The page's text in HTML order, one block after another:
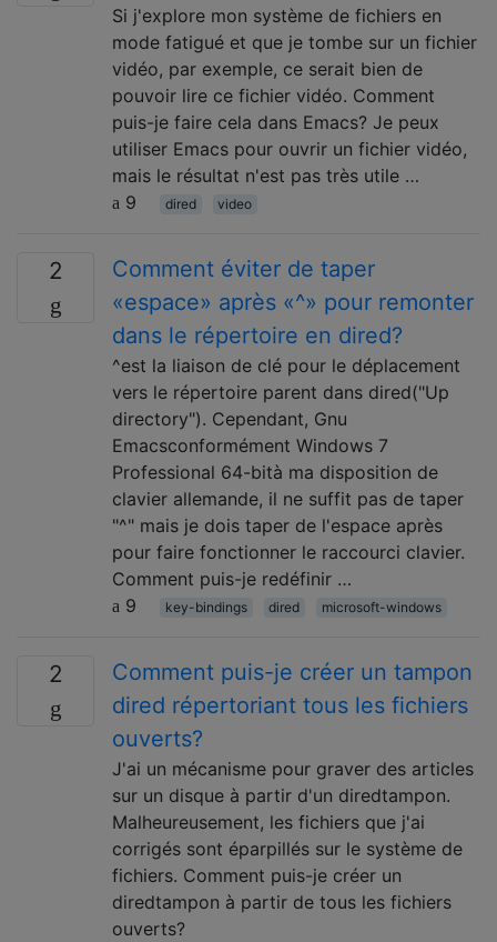
Si j'explore mon système de fichiers en
mode fatigué et que je tombe sur un fichier
vidéo, par exemple, ce serait bien de
pouvoir lire ce fichier vidéo. Comment
puis-je faire cela dans Emacs? Je peux
utiliser Emacs pour ouvrir un fichier vidéo,
mais le résultat n'est pas très utile …
9
dired video
2
Comment éviter de taper
«espace» après «^» pour remonter
dans le répertoire en dired?
^est la liaison de clé pour le déplacement
vers le répertoire parent dans dired("Up
directory"). Cependant, Gnu
Emacsconformément Windows 7
Professional 64-bità ma disposition de
clavier allemande, il ne suffit pas de taper
"^" mais je dois taper de l'espace après
pour faire fonctionner le raccourci clavier.
Comment puis-je redéfinir …
9
key-bindings dired microsoft-windows
2
Comment puis-je créer un tampon
dired répertoriant tous les fichiers
ouverts?
J'ai un mécanisme pour graver des articles
sur un disque à partir d'un diredtampon.
Malheureusement, les fichiers que j'ai
corrigés sont éparpillés sur le système de
fichiers. Comment puis-je créer un
diredtampon à partir de tous les fichiers
ouverts?